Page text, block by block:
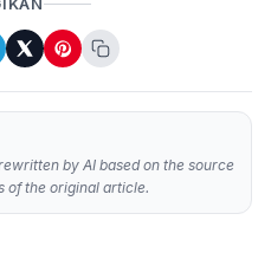
by AI based on the source
of the original article.